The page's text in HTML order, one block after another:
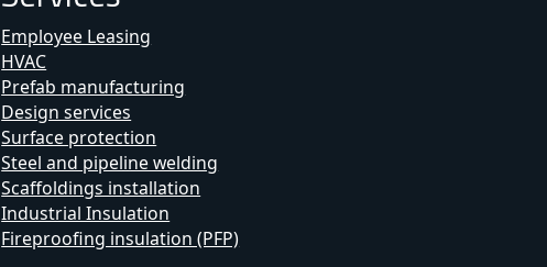
Employee Leasing
HVAC
Prefab manufacturing
Design services
Surface protection
Steel and pipeline welding
Scaffoldings installation
Industrial Insulation
Fireproofing insulation (PFP)